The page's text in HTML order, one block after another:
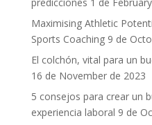
Maximising Athletic
Sports Coaching 9 de
El colchón, vital para un
16 de November de 2023
5 consejos para crear un
experiencia laboral 9 de